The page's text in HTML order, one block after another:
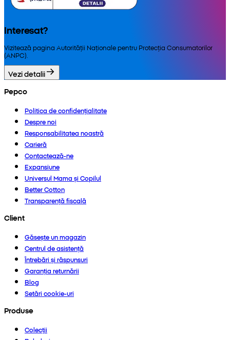
Interesat?
Vizitează pagina Autorității Naționale pentru Protecția Consumatorilor
(ANPC).
Vezi detalii
Pepco
Politica de confidențialitate
Despre noi
Responsabilitatea noastră
Carieră
Contactează-ne
Expansiune
Universul Mama și Copilul
Better Cotton
Transparență fiscală
Client
Găsește un magazin
Centrul de asistență
Întrebări și răspunsuri
Garanția returnării
Blog
Setări cookie-uri
Produse
Colecții